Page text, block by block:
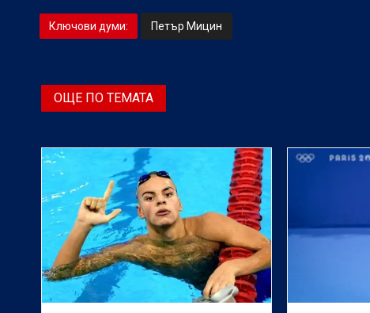
Ключови думи: Петър Мицин
ОЩЕ ПО ТЕМАТА